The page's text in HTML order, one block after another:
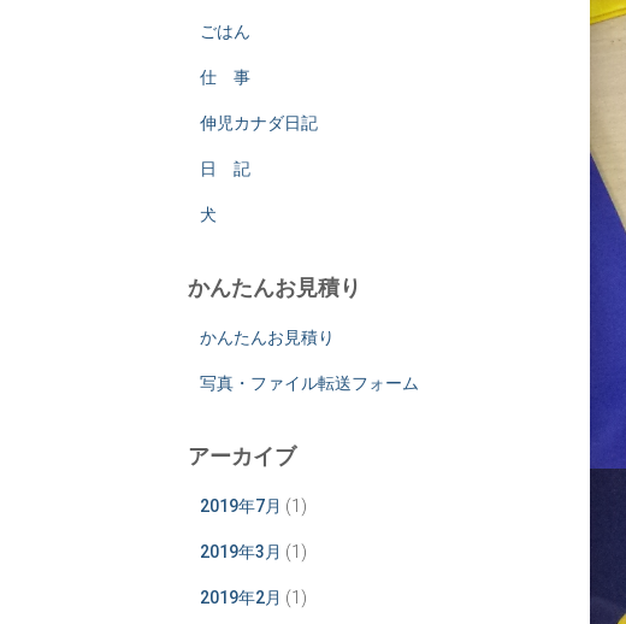
ごはん
仕 事
伸児カナダ日記
日 記
犬
かんたんお見積り
かんたんお見積り
写真・ファイル転送フォーム
アーカイブ
2019年7月 (1)
2019年3月 (1)
2019年2月 (1)